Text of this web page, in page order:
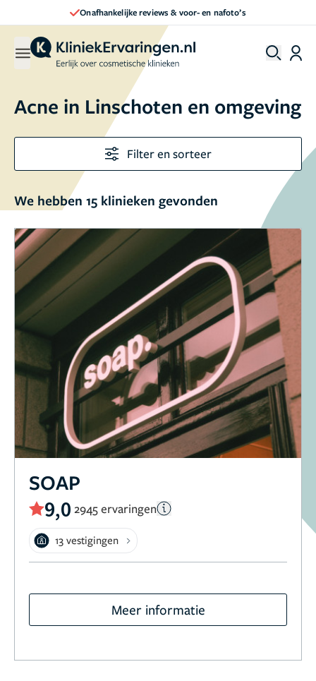
Direct een afspraak maken
Acne in Linschoten en omgeving
Filter en sorteer
We hebben 15 klinieken gevonden
SOAP
9,0 2945 ervaringen
13 vestigingen
Meer informatie